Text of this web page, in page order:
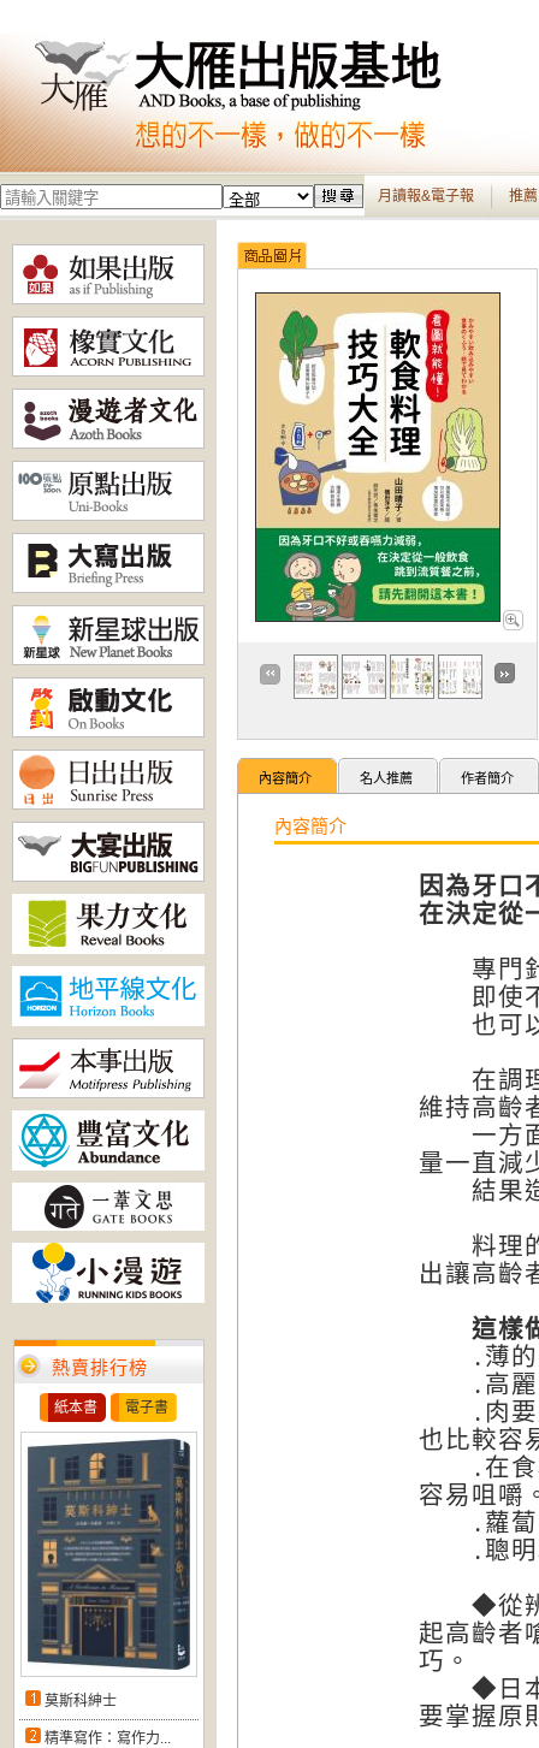
月讀報&電子報 推
熱賣排行榜
紙本書 電子書
莫斯科紳士
精準寫作：寫作力...
內容簡介 名人推薦 作者簡介
內容簡介
因為牙口
在決定從
專門針
即使不
也可以
在調理
維持高齡
一方面
量一直減
結果造
料理的
出讓高齡
這樣做
․薄的菜
․高麗
․肉要選
也比較容
․在食材
容易咀嚼
․蘿蔔泥
․聰明
◆從辨
起高齡者
巧。
◆日本
要掌握原